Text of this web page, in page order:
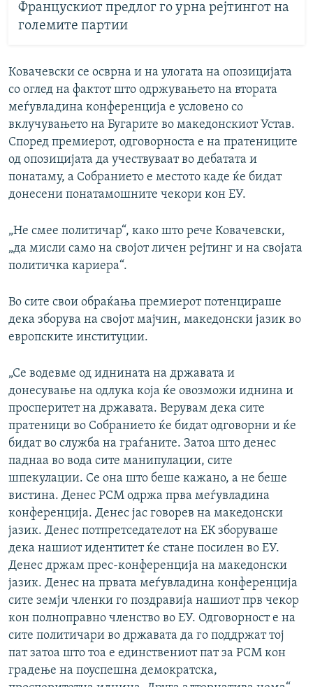
Францускиот предлог го урна рејтингот на
големите партии
Ковачевски се осврна и на улогата на опозицијата
со оглед на фактот што одржувањето на втората
меѓувладина конференција е условено со
вклучувањето на Бугарите во македонскиот Устав.
Според премиерот, одговорноста е на пратениците
од опозицијата да учествуваат во дебатата и
понатаму, а Собранието е местото каде ќе бидат
донесени понатамошните чекори кон ЕУ.
„Не смее политичар“, како што рече Ковачевски,
„да мисли само на својот личен рејтинг и на својата
политичка кариера“.
Во сите свои обраќања премиерот потенцираше
дека зборува на својот мајчин, македонски јазик во
европските институции.
„Се водевме од иднината на државата и
донесување на одлука која ќе овозможи иднина и
просперитет на државата. Верувам дека сите
пратеници во Собранието ќе бидат одговорни и ќе
бидат во служба на граѓаните. Затоа што денес
паднаа во вода сите манипулации, сите
шпекулации. Се она што беше кажано, а не беше
вистина. Денес РСМ одржа прва меѓувладина
конференција. Денес јас говорев на македонски
јазик. Денес потпретседателот на ЕК зборуваше
дека нашиот идентитет ќе стане посилен во ЕУ.
Денес држам прес-конференција на македонски
јазик. Денес на првата меѓувладина конференција
сите земји членки го поздравија нашиот прв чекор
кон полноправно членство во ЕУ. Одговорност е на
сите политичари во државата да го поддржат тој
пат затоа што тоа е единствениот пат за РСМ кон
градење на поуспешна демократска,